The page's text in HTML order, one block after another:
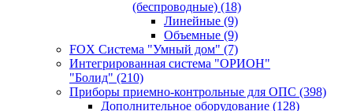
(беспроводные) (18)
Линейные (9)
Объемные (9)
FOX Система "Умный дом" (7)
Интегрированная система "ОРИОН"
"Болид" (210)
Приборы приемно-контрольные для ОПС (398)
Дополнительное оборудование (128)